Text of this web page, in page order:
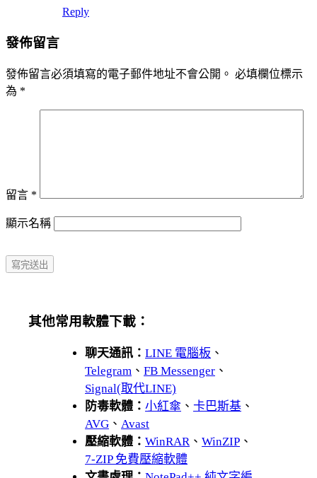
Reply
發佈留言
發佈留言必須填寫的電子郵件地址不會公開。 必填欄位標示
為 *
留言 *
顯示名稱
其他常用軟體下載：
聊天通訊： LINE 電腦板 、
Telegram 、 FB Messenger 、
Signal(取代LINE)
防毒軟體： 小紅傘 、 卡巴斯基 、
AVG 、 Avast
壓縮軟體： WinRAR、 WinZIP 、
7-ZIP 免費壓縮軟體